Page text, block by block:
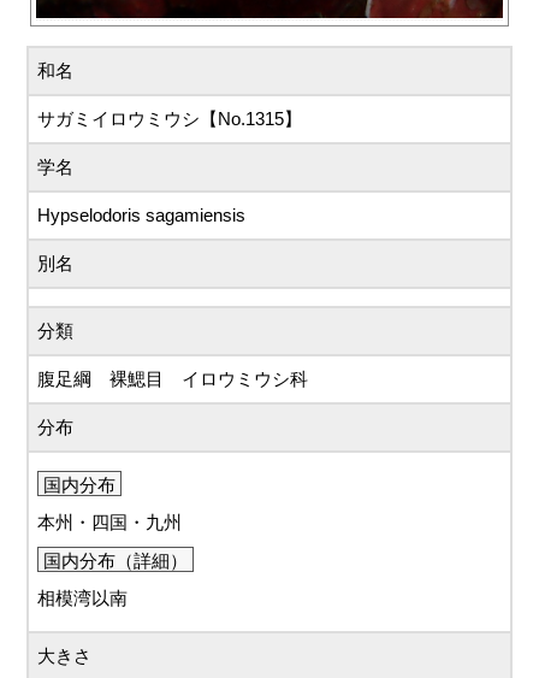
和名
サガミイロウミウシ【No.1315】
学名
Hypselodoris sagamiensis
別名
分類
腹足綱 裸鰓目 イロウミウシ科
分布
国内分布
本州・四国・九州
国内分布（詳細）
相模湾以南
大きさ